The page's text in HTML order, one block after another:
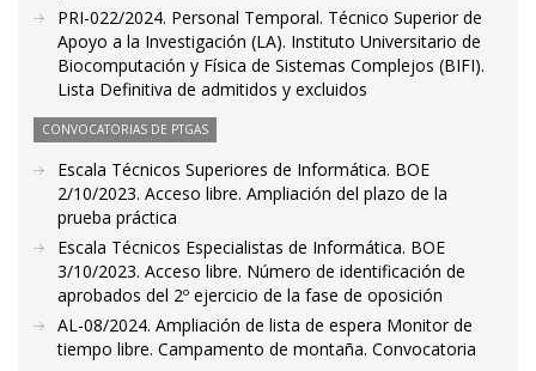
PRI-022/2024. Personal Temporal. Técnico Superior de
Apoyo a la Investigación (LA). Instituto Universitario de
Biocomputación y Física de Sistemas Complejos (BIFI).
Lista Definitiva de admitidos y excluidos
CONVOCATORIAS DE PTGAS
Escala Técnicos Superiores de Informática. BOE
2/10/2023. Acceso libre. Ampliación del plazo de la
prueba práctica
Escala Técnicos Especialistas de Informática. BOE
3/10/2023. Acceso libre. Número de identificación de
aprobados del 2º ejercicio de la fase de oposición
AL-08/2024. Ampliación de lista de espera Monitor de
tiempo libre. Campamento de montaña. Convocatoria